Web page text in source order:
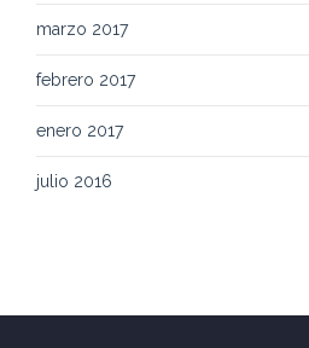
marzo 2017
febrero 2017
enero 2017
julio 2016